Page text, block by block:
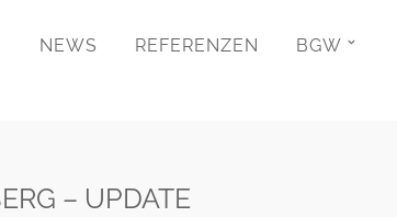
NEWS REFERENZEN BGW
– UPDATE